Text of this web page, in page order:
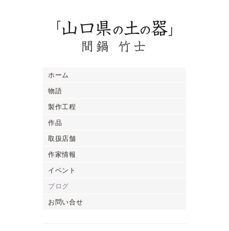
ホーム
物語
製作工程
作品
取扱店舗
作家情報
イベント
ブログ
お問い合せ